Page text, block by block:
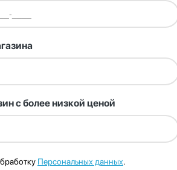
с более низкой ценой
Персональных данных.